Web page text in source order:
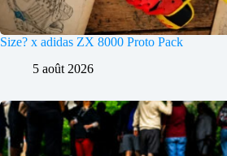
Size? x adidas ZX 8000 Proto Pack
5 août 2026